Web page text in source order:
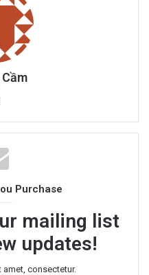
W
b
s
i
e
Purchase
mailing list
updates!
consectetur.